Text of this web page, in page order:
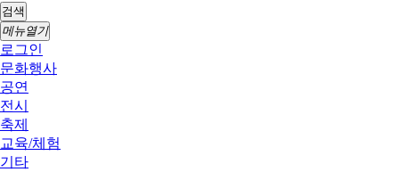
검색
메뉴열기
로그인
문화행사
공연
전시
축제
교육/체험
기타